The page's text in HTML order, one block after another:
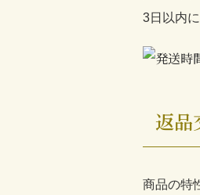
3日以内
返品
商品の特